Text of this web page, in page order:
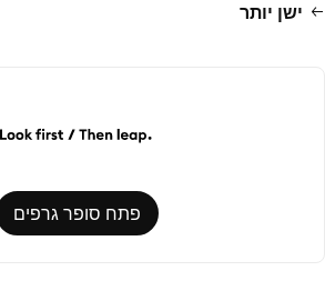
ישן יותר
פתח סופר גרפים